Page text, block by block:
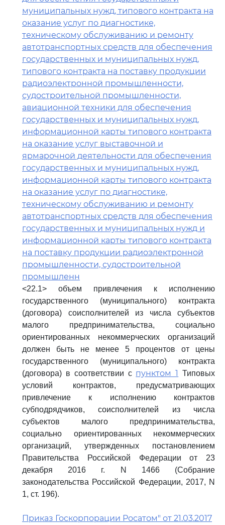
муниципальных нужд, типового контракта на
оказание услуг по диагностике,
техническому обслуживанию и ремонту
автотранспортных средств для обеспечения
государственных и муниципальных нужд,
типового контракта на поставку продукции
радиоэлектронной промышленности,
судостроительной промышленности,
авиационной техники для обеспечения
государственных и муниципальных нужд,
информационной карты типового контракта
на оказание услуг выставочной и
ярмарочной деятельности для обеспечения
государственных и муниципальных нужд,
информационной карты типового контракта
на оказание услуг по диагностике,
техническому обслуживанию и ремонту
автотранспортных средств для обеспечения
государственных и муниципальных нужд и
информационной карты типового контракта
на поставку продукции радиоэлектронной
промышленности, судостроительной
промышленн
<22.1> объем привлечения к исполнению
государственного (муниципального) контракта
(договора) соисполнителей из числа субъектов
малого предпринимательства, социально
ориентированных некоммерческих организаций
должен быть не менее 5 процентов от цены
государственного (муниципального) контракта
(договора) в соответствии с пунктом 1 Типовых
условий контрактов, предусматривающих
привлечение к исполнению контрактов
субподрядчиков, соисполнителей из числа
субъектов малого предпринимательства,
социально ориентированных некоммерческих
организаций, утвержденных постановлением
Правительства Российской Федерации от 23
декабря 2016 г. N 1466 (Собрание
законодательства Российской Федерации, 2017, N
1, ст. 196).
Приказ Госкорпорации Росатом" от 21.03.2017